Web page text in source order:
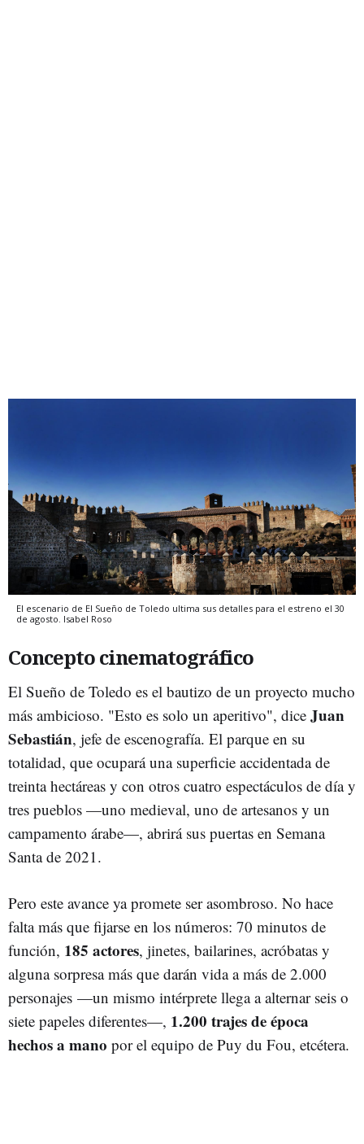
El escenario de El Sueño de Toledo ultima sus detalles para el estreno el 30
de agosto. Isabel Roso
Concepto cinematográfico
El Sueño de Toledo es el bautizo de un proyecto mucho
más ambicioso. "Esto es solo un aperitivo", dice Juan
Sebastián, jefe de escenografía. El parque en su
totalidad, que ocupará una superficie accidentada de
treinta hectáreas y con otros cuatro espectáculos de día y
tres pueblos —uno medieval, uno de artesanos y un
campamento árabe—, abrirá sus puertas en Semana
Santa de 2021.
Pero este avance ya promete ser asombroso. No hace
falta más que fijarse en los números: 70 minutos de
función, 185 actores, jinetes, bailarines, acróbatas y
alguna sorpresa más que darán vida a más de 2.000
personajes —un mismo intérprete llega a alternar seis o
siete papeles diferentes—, 1.200 trajes de época
hechos a mano por el equipo de Puy du Fou, etcétera.